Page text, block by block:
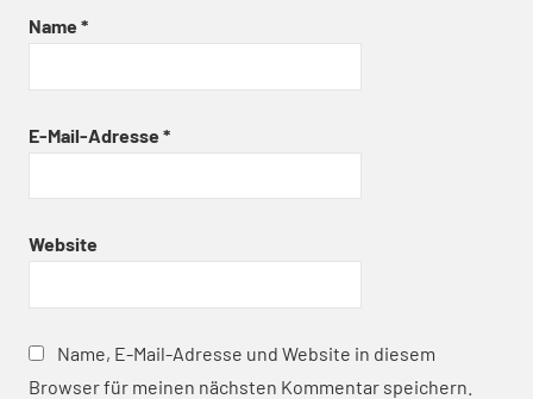
Name *
E-Mail-Adresse *
Website
Name, E-Mail-Adresse und Website in diesem
Browser für meinen nächsten Kommentar speichern.